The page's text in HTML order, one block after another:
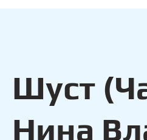
Шуст
Нина